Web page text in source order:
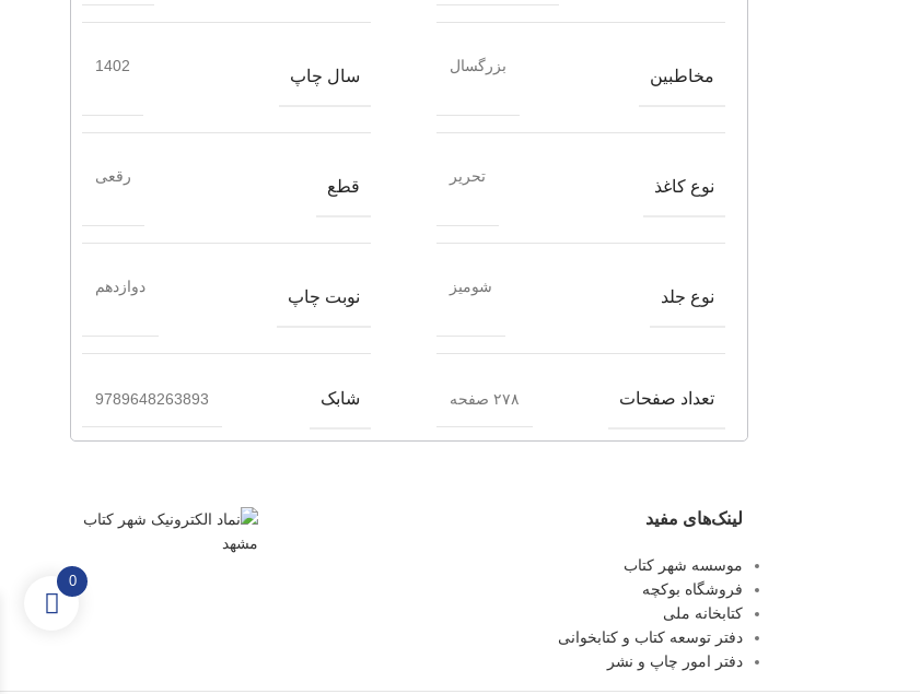
مخاطبین
بزرگسال
سال چاپ
1402
نوع کاغذ
تحریر
قطع
رقعی
نوع جلد
شومیز
نوبت چاپ
دوازدهم
تعداد صفحات ۲۷۸ صفحه شابک 9789648263893
لینک‌های مفید
موسسه شهر کتاب
فروشگاه بوکچه
کتابخانه ملی
دفتر توسعه کتاب و کتابخوانی
دفتر امور چاپ و نشر
0